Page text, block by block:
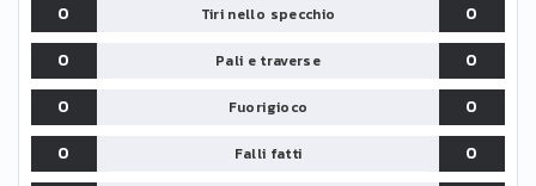
0
Tiri nello specchio
0
0
Pali e traverse
0
0
Fuorigioco
0
0
Falli fatti
0